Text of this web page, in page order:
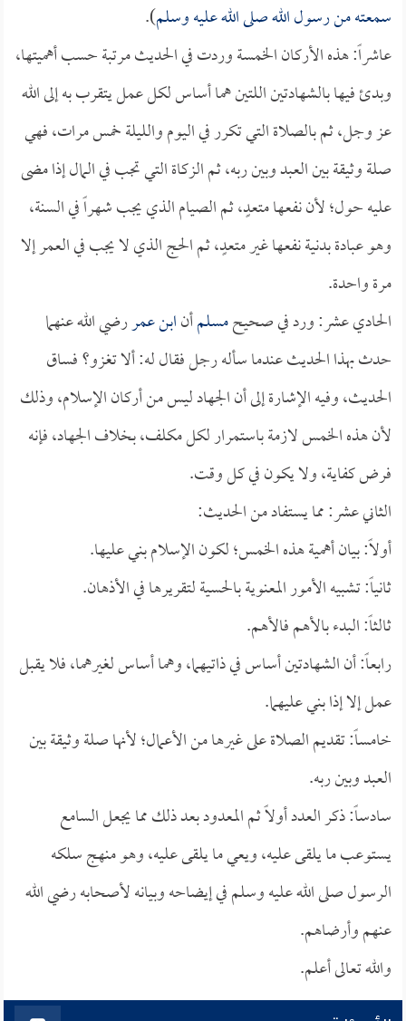
سمعته من رسول الله صلى الله عليه وسلم).
عاشراً: هذه الأركان الخمسة وردت في الحديث مرتبة حسب أهميتها،
وبدئ فيها بالشهادتين اللتين هما أساس لكل عمل يتقرب به إلى الله
عز وجل، ثم بالصلاة التي تكرر في اليوم والليلة خمس مرات، فهي
صلة وثيقة بين العبد وبين ربه، ثم الزكاة التي تجب في المال إذا مضى
عليه حول؛ لأن نفعها متعدٍ، ثم الصيام الذي يجب شهراً في السنة،
وهو عبادة بدنية نفعها غير متعدٍ، ثم الحج الذي لا يجب في العمر إلا
مرة واحدة.
الحادي عشر: ورد في صحيحمسلمأنابن عمررضي الله عنهما
حدث بهذا الحديث عندما سأله رجل فقال له: ألا تغزو؟ فساق
الحديث، وفيه الإشارة إلى أن الجهاد ليس من أركان الإسلام، وذلك
لأن هذه الخمس لازمة باستمرار لكل مكلف، بخلاف الجهاد، فإنه
فرض كفاية، ولا يكون في كل وقت.
الثاني عشر: مما يستفاد من الحديث:
أولاً: بيان أهمية هذه الخمس؛ لكون الإسلام بني عليها.
ثانياً: تشبيه الأمور المعنوية بالحسية لتقريرها في الأذهان.
ثالثاً: البدء بالأهم فالأهم.
رابعاً: أن الشهادتين أساس في ذاتيهما، وهما أساس لغيرهما، فلا يقبل
عمل إلا إذا بني عليهما.
خامساً: تقديم الصلاة على غيرها من الأعمال؛ لأنها صلة وثيقة بين
العبد وبين ربه.
سادساً: ذكر العدد أولاً ثم المعدود بعد ذلك مما يجعل السامع
يستوعب ما يلقى عليه، ويعي ما يلقى عليه، وهو منهج سلكه
الرسول صلى الله عليه وسلم في إيضاحه وبيانه لأصحابه رضي الله
عنهم وأرضاهم.
والله تعالى أعلم.